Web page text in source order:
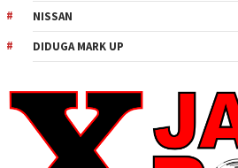
NISSAN
DIDUGA MARK UP